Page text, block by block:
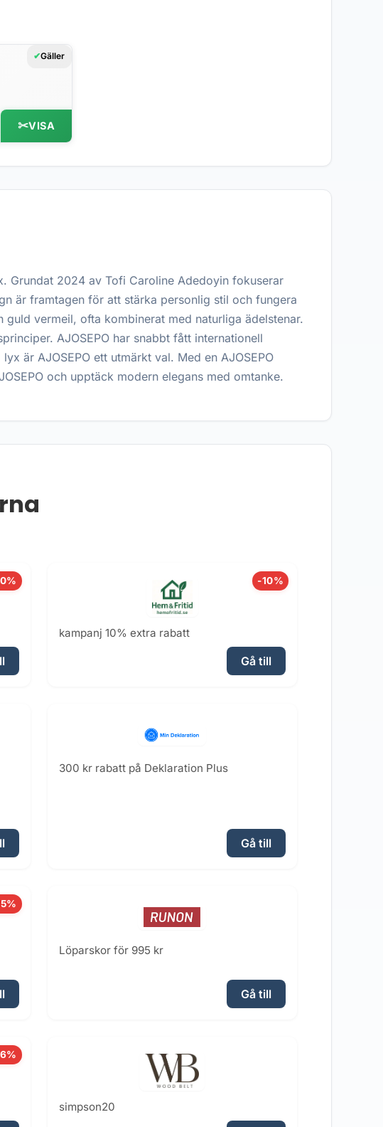
Gäller
VISA
Grundat 2024 av Tofi Caroline Adedoyin fokuserar
är framtagen för att stärka personlig stil och fungera
vermeil, ofta kombinerat med naturliga ädelstenar.
AJOSEPO har snabbt fått internationell
är AJOSEPO ett utmärkt val. Med en AJOSEPO
och upptäck modern elegans med omtanke.
-10%
kampanj 10% extra rabatt
Gå till
300 kr rabatt på Deklaration Plus
Gå till
Löparskor för 995 kr
Gå till
simpson20